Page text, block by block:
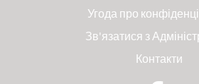
Угода про
Зв'язатися з
Контакти